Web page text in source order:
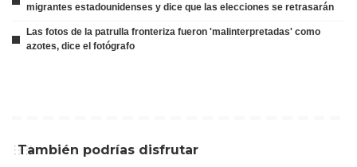
migrantes estadounidenses y dice que las elecciones se retrasarán
Las fotos de la patrulla fronteriza fueron 'malinterpretadas' como
azotes, dice el fotógrafo
También podrías disfrutar